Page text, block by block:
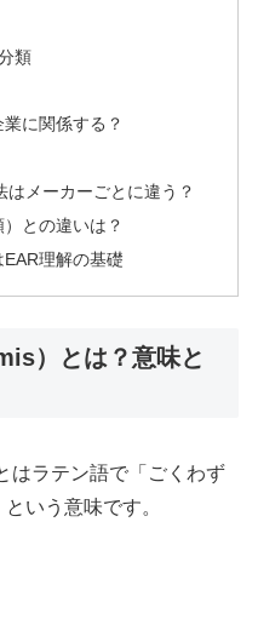
類
に関係する？
メーカーごとに違う？
との違いは？
理解の基礎
）とは？意味と
はラテン語で「ごくわず
いう意味です。